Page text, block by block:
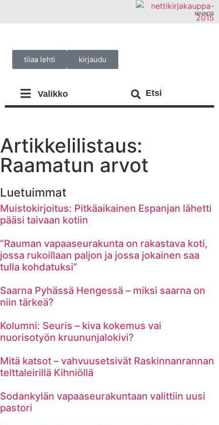
MAINOS
tilaa lehti kirjaudu
Artikkelilistaus:
Raamatun arvot
Luetuimmat
Muistokirjoitus: Pitkäaikainen Espanjan lähetti
pääsi taivaan kotiin
”Rauman vapaaseurakunta on rakastava koti,
jossa rukoillaan paljon ja jossa jokainen saa
tulla kohdatuksi”
Saarna Pyhässä Hengessä – miksi saarna on
niin tärkeä?
Kolumni: Seuris – kiva kokemus vai
nuorisotyön kruununjalokivi?
Mitä katsot – vahvuusetsivät Raskinnanrannan
telttaleirillä Kihniöllä
Sodankylän vapaaseurakuntaan valittiin uusi
pastori